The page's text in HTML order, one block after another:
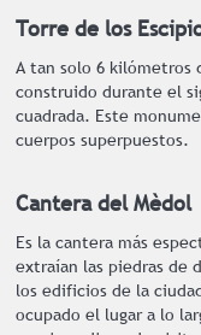
Torre de los
A tan solo 6 kilómetros
construido durante el
cuadrada. Este
cuerpos superpuestos.
Cantera del Mèdol
Es la cantera más
extraían las piedras de
los edificios de la
ocupado el lugar a lo